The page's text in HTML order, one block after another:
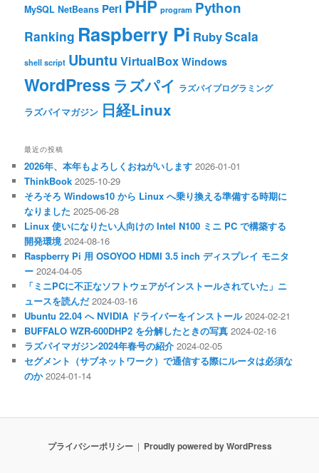
MySQL NetBeans Perl PHP program Python
Ranking Raspberry Pi RubyScala
shell script Ubuntu VirtualBox Windows
WordPress ラズパイ ラズパイプログラミング
ラズパイマガジン 日経Linux
最近の投稿
2026年、本年もよろしくおねがいします 2026-01-01
ThinkBook 2025-10-29
そろそろ Windows10 から Linux へ乗り換える準備する時期に
なりました 2025-06-28
Linux 使いになりたい人向けの Intel N100 ミニ PC で構築する
開発環境 2024-08-16
Raspberry Pi 用 OSOYOO HDMI 3.5 inch ディスプレイ モニタ
ー 2024-04-05
「ミニPCに不正なソフトウェアがインストールされていた」ニ
ュースを読んだ 2024-03-16
Ubuntu 22.04 へ NVIDIA ドライバーをインストール 2024-02-21
BUFFALO WZR-600DHP2 を分解したときの写真 2024-02-16
ラズパイマガジン2024年春号の紹介 2024-02-05
セグメント（サブネットワーク）で通信する際にルータは必須な
のか 2024-01-14
プライバシーポリシー Proudly powered by WordPress